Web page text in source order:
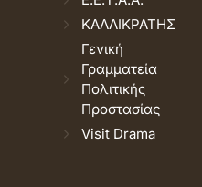
ΚΑΛΛΙΚΡΑΤΗΣ
Γενική
Γραμματεία
Πολιτικής
Προστασίας
Visit Drama